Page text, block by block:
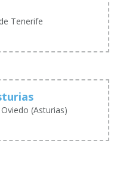
Tenerife
(Asturias)